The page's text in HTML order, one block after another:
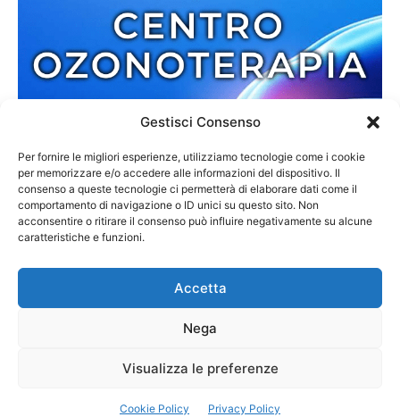
Gestisci Consenso
Per fornire le migliori esperienze, utilizziamo tecnologie come i cookie
per memorizzare e/o accedere alle informazioni del dispositivo. Il
consenso a queste tecnologie ci permetterà di elaborare dati come il
comportamento di navigazione o ID unici su questo sito. Non
acconsentire o ritirare il consenso può influire negativamente su alcune
caratteristiche e funzioni.
Accetta
Nega
Visualizza le preferenze
Cookie Policy Privacy Policy
Contatti Cookie Policy Privacy Policy
Palmi